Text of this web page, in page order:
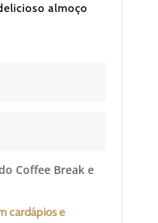
almoço
Coffee Break e
cardápios e